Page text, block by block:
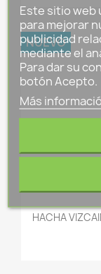
HACHA
NUEVO
Este sitio web
para mejorar
publicidad
mediante el
Para dar su
botón Acepto.
Más